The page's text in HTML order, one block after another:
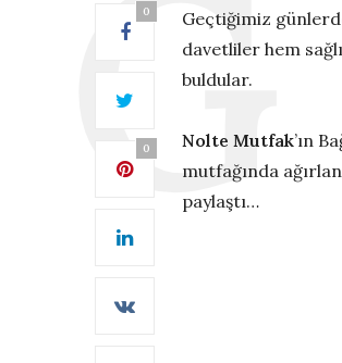
0
0
Geçtiğimiz
davetliler hem
buldular.
Nolte Mutfak’ın
mutfağında
paylaştı…